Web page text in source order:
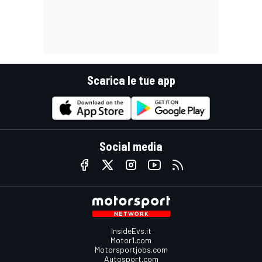
Scarica le tue app
Social media
InsideEvs.it
Motor1.com
Motorsportjobs.com
Autosport.com